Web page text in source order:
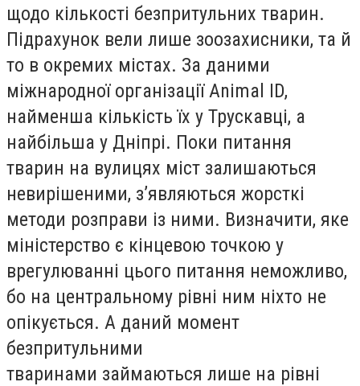
щодо кількості безпритульних тварин.
Підрахунок вели лише зоозахисники, та й
то в окремих містах. За даними
міжнародної організації Animal ID,
найменша кількість їх у Трускавці, а
найбільша у Дніпрі. Поки питання
тварин на вулицях міст залишаються
невирішеними, з’являються жорсткі
методи розправи із ними. Визначити, яке
міністерство є кінцевою точкою у
врегулюванні цього питання неможливо,
бо на центральному рівні ним ніхто не
опікується. А даний момент
безпритульними
тваринами займаються лише на рівні